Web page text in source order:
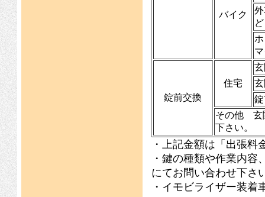
バイク
錠前交換
住宅
その他 玄
下さい。
・上記金額は「出張
・鍵の種類や作業内
にてお問い合わせ下さ
・イモビライザー装